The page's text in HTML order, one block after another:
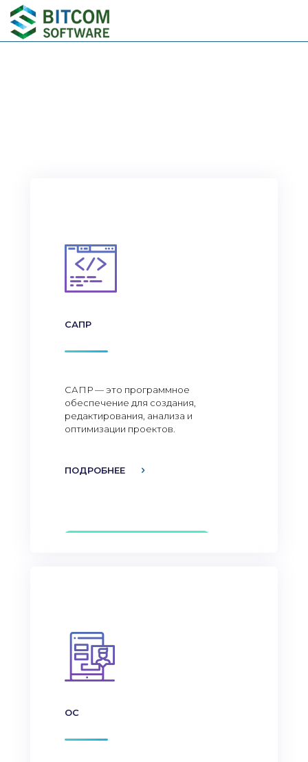
САПР
САПР — это программное
обеспечение для создания,
редактирования, анализа и
оптимизации проектов.
ПОДРОБНЕЕ
ОС